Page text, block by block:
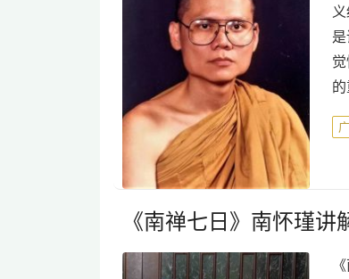
《南禅七日》南怀瑾讲